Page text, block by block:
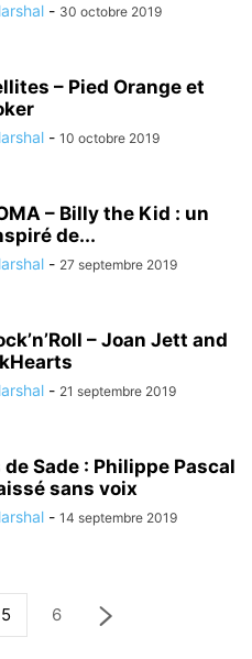
- 30 octobre 2019
– Pied Orange et
- 10 octobre 2019
– Billy the Kid : un
de...
- 27 septembre 2019
– Joan Jett and
- 21 septembre 2019
Sade : Philippe Pascal
sans voix
- 14 septembre 2019
5 6